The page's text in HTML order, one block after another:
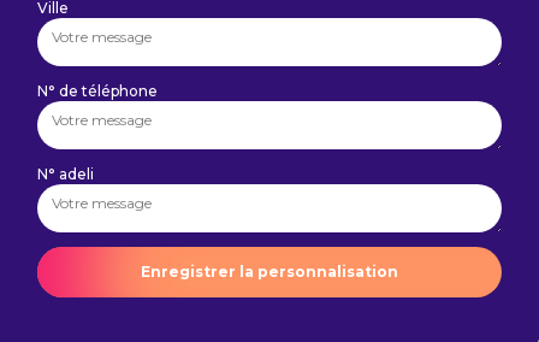
Ville
N° de téléphone
N° adeli
Enregistrer la personnalisation